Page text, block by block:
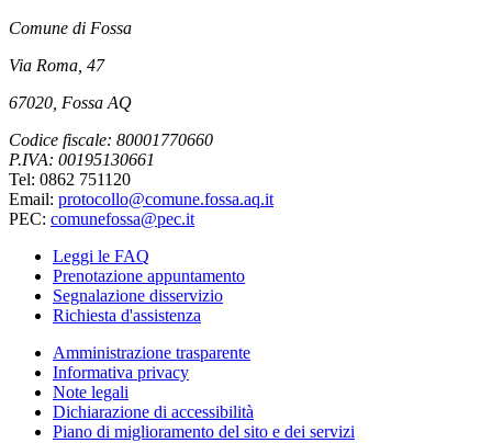
Comune di Fossa
Via Roma, 47
67020, Fossa AQ
Codice fiscale: 80001770660
P.IVA: 00195130661
Tel: 0862 751120
Email: protocollo@comune.fossa.aq.it
PEC: comunefossa@pec.it
Leggi le FAQ
Prenotazione appuntamento
Segnalazione disservizio
Richiesta d'assistenza
Amministrazione trasparente
Informativa privacy
Note legali
Dichiarazione di accessibilità
Piano di miglioramento del sito e dei servizi